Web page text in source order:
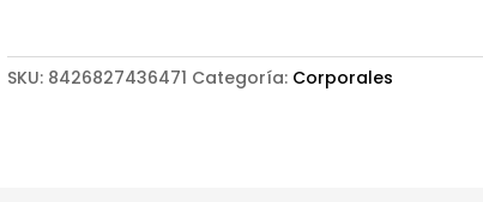
SKU: 8426827436471 Categoría: Corporales